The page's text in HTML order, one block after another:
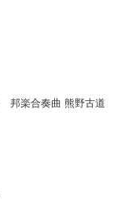
邦楽合奏曲 熊野古道